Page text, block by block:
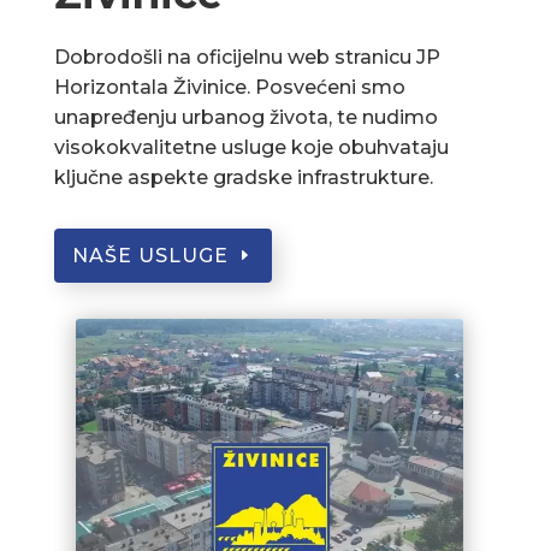
Dobrodošli na oficijelnu web stranicu JP
Horizontala Živinice. Posvećeni smo
unapređenju urbanog života, te nudimo
visokokvalitetne usluge koje obuhvataju
ključne aspekte gradske infrastrukture.
NAŠE USLUGE